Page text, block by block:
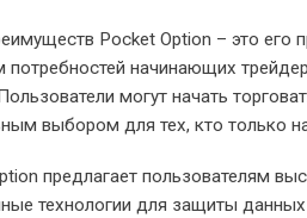
Pocket Option – это его
потребностей начинающих
могут начать
выбором для тех, кто только
предлагает пользователям
технологии для защиты